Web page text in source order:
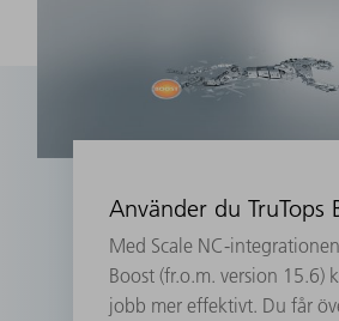
Använder du TruTops
Med Scale NC-
Boost (fr.o.m. version 15.6)
jobb mer effektivt. Du får